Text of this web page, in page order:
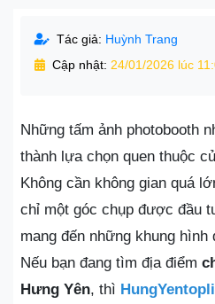
Tác giả: Huỳnh Trang
Cập nhật: 24/01/2026 lúc
Những tấm ảnh photobooth
thành lựa chọn quen thuộc
Không cần không gian quá
chỉ một góc chụp được đầu
mang đến những khung hình
Nếu bạn đang tìm địa điểm
Hưng Yên, thì